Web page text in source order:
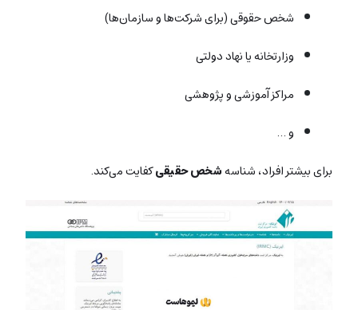
شخص حقوقی (برای شرکت‌ها و سازمان‌ها)
وزارتخانه یا نهاد دولتی
مراکز آموزشی و پژوهشی
و …
برای بیشتر افراد، شناسهشخص حقیقیکفایت می‌کند.